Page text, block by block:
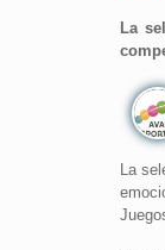
La
La